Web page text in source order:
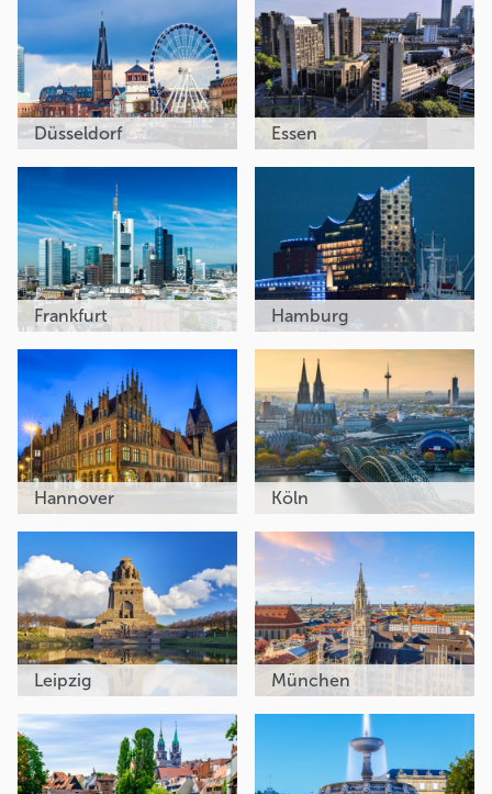
Düsseldorf Essen
Frankfurt Hamburg
Hannover Köln
Leipzig München